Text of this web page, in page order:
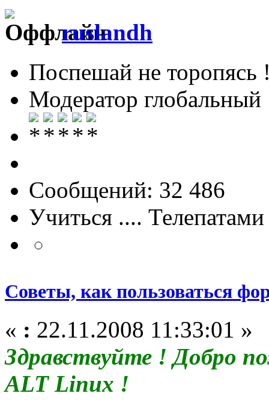
ruslandh
Поспешай не торопясь
Модератор глобальный
Сообщений: 32 486
Учиться ....
Советы, как пользоваться
« : 22.11.2008 11:33:01 »
Здравствуйте ! Добро
ALT Linux !